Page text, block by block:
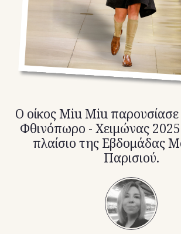
Ο οίκος Miu Miu
Φθινόπωρο - Χειμώνας
πλαίσιο της Εβδομάδας
Παρισιού.